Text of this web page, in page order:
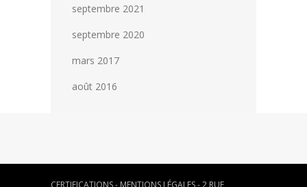
septembre 2021
septembre 2020
mars 2017
août 2016
CERTIFICATIONS- MENTIONS LÉGALES- 2 RUE